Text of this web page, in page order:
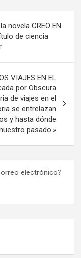
novela CREO EN
de ciencia
VIAJES EN EL
por Obscura
de viajes en el
se entrelazan
y hasta dónde
pasado.»
electrónico?